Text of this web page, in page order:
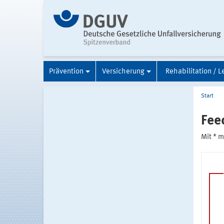
Prävention Versicherung Rehabilitation /
Start
Mit *